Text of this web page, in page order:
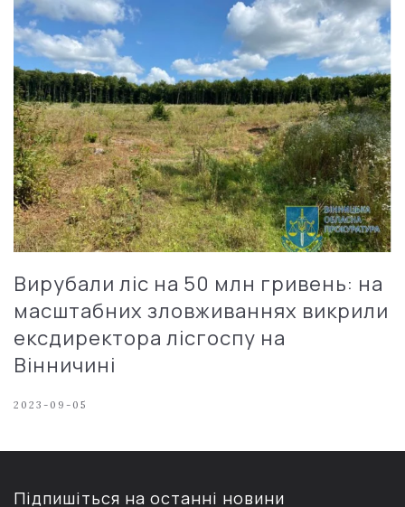
Вирубали ліс на 50 млн гривень: на
масштабних зловживаннях викрили
ексдиректора лісгоспу на
Вінничині
2023-09-05
Підпишіться на останні новини